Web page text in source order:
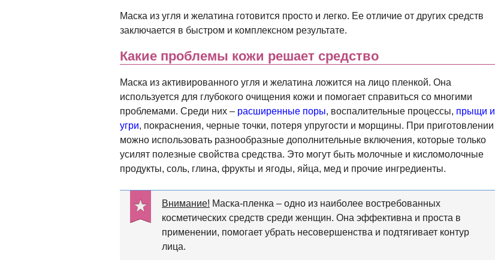
Маска из угля и желатина готовится просто и легко. Ее отличие от других средств
заключается в быстром и комплексном результате.
Какие проблемы кожи решает средство
Маска из активированного угля и желатина ложится на лицо пленкой. Она
используется для глубокого очищения кожи и помогает справиться со многими
проблемами. Среди них – расширенные поры, воспалительные процессы, прыщи и
угри, покраснения, черные точки, потеря упругости и морщины. При приготовлении
можно использовать разнообразные дополнительные включения, которые только
усилят полезные свойства средства. Это могут быть молочные и кисломолочные
продукты, соль, глина, фрукты и ягоды, яйца, мед и прочие ингредиенты.
Внимание! Маска-пленка – одно из наиболее востребованных
косметических средств среди женщин. Она эффективна и проста в
применении, помогает убрать несовершенства и подтягивает контур
лица.